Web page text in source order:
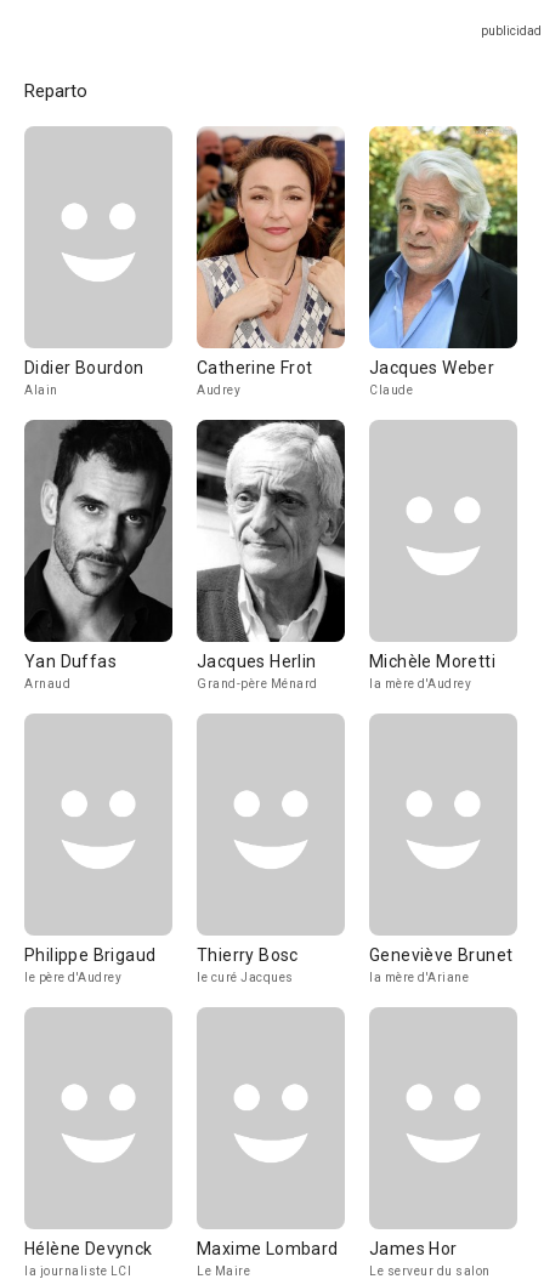
Reparto
Didier Bourdon
Alain
Catherine Frot
Audrey
Jacques Weber
Claude
Yan Duffas
Arnaud
Jacques Herlin
Grand-père Ménard
Michèle Moretti
la mère d'Audrey
Philippe Brigaud
le père d'Audrey
Thierry Bosc
le curé Jacques
Geneviève Brunet
la mère d'Ariane
Hélène Devynck
la journaliste LCI
Maxime Lombard
Le Maire
James Hor
Le serveur du salon